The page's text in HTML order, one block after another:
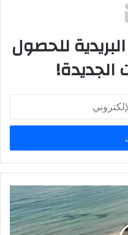
للحصول
الجديدة!